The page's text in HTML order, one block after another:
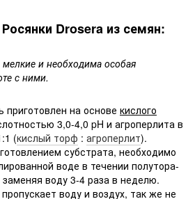
Drosera из семян:
и необходима особая
с ними.
приготовлен на основе кислого
3,0-4,0 pH и агроперлита в
(кислый торф : агроперлит).
субстрата, необходимо
воде в течении полутора-
воду 3-4 раза в неделю.
воду и воздух, так же не